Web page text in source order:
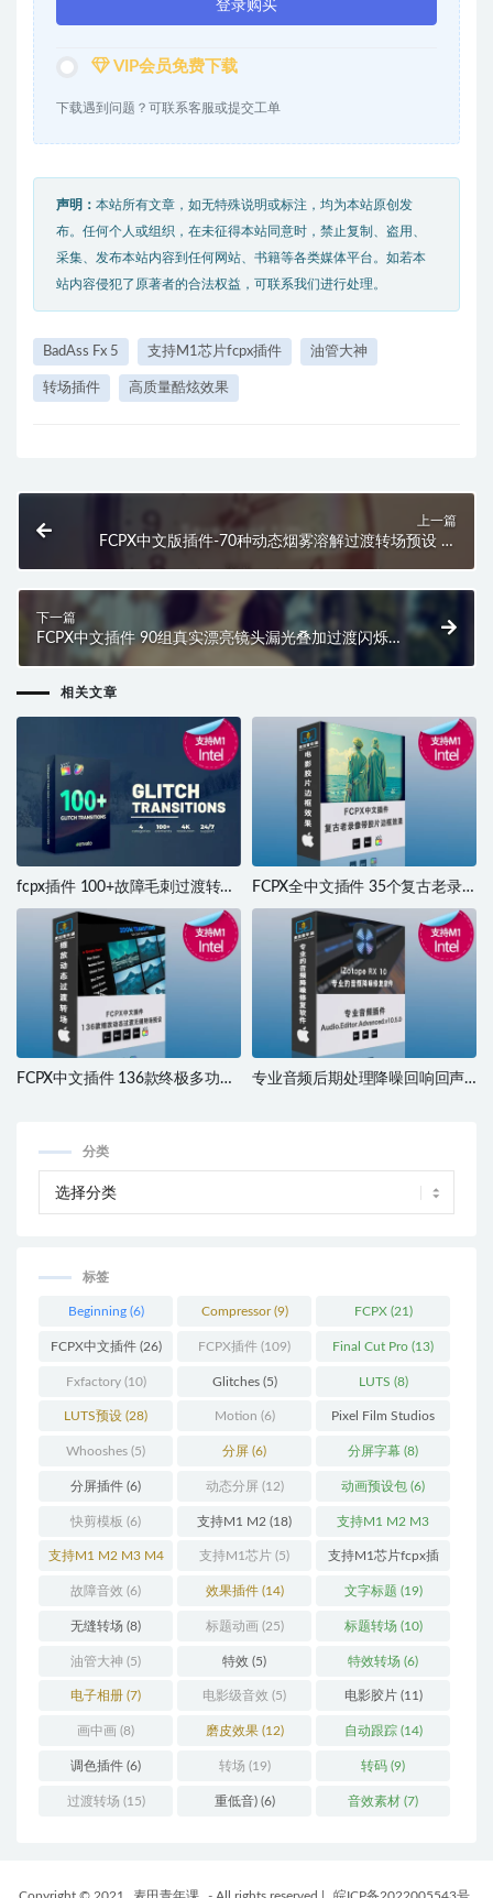
登录购买
VIP会员免费下载
下载遇到问题？可联系客服或提交工单
声明： 本站所有文章，如无特殊说明或标注，均为本站原创发
布。任何个人或组织，在未征得本站同意时，禁止复制、盗用、
采集、发布本站内容到任何网站、书籍等各类媒体平台。如若本
站内容侵犯了原著者的合法权益，可联系我们进行处理。
BadAss Fx 5 支持M1芯片fcpx插件 油管大神
转场插件 高质量酷炫效果
上一篇
FCPX中文版插件-70种动态烟雾溶解过渡转场预设 支
下一篇
FCPX中文插件 90组真实漂亮镜头漏光叠加过渡闪烁光
效转场动画预设
相关文章
fcpx插件 100+故障毛刺过渡转场
包 原生支持M1 Glitch Transitions
FCPX全中文插件 35个复古老录
像带电影胶片边框视觉效果 支持
M1 M2
FCPX中文插件 136款终极多功能
专业音频后期处理降噪回响回声
分类
标签
Beginning(6) Compressor(9) FCPX(21)
FCPX中文插件(26) FCPX插件 (109) Final Cut Pro (13)
Fxfactory(10) Glitches(5) LUTS (8)
LUTS预设 (28) Motion (6) Pixel Film Studios
(11)
Whooshes (5) 分屏 (6) 分屏字幕 (8)
分屏插件 (6) 动态分屏(12) 动画预设包 (6)
快剪模板 (6) 支持M1 M2 (18) 支持M1 M2 M3
(25)
支持M1 M2 M3 M4
(25)
支持M1芯片 (5) 支持M1芯片fcpx插
件(460)
故障音效 (6) 效果插件(14) 文字标题 (19)
无缝转场 (8) 标题动画(25) 标题转场 (10)
油管大神 (5) 特效 (5) 特效转场 (6)
电子相册 (7) 电影级音效 (5) 电影胶片(11)
画中画 (8) 磨皮效果(12) 自动跟踪(14)
调色插件 (6) 转场 (19) 转码 (9)
过渡转场 (15) 重低音)(6) 音效素材 (7)
Copyright © 2021 麦田青年课 - All rights reserved 皖ICP备2022005543号